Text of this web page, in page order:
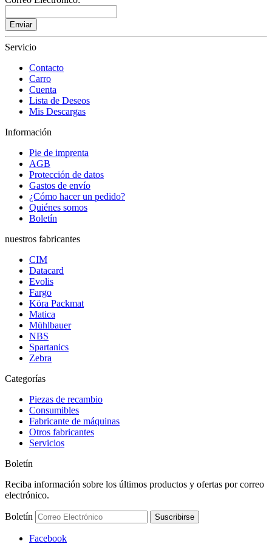
Enviar
Servicio
Contacto
Carro
Cuenta
Lista de Deseos
Mis Descargas
Información
Pie de imprenta
AGB
Protección de datos
Gastos de envío
¿Cómo hacer un pedido?
Quiénes somos
Boletín
nuestros fabricantes
CIM
Datacard
Evolis
Fargo
Köra Packmat
Matica
Mühlbauer
NBS
Spartanics
Zebra
Categorías
Piezas de recambio
Consumibles
Fabricante de máquinas
Otros fabricantes
Servicios
Boletín
Reciba información sobre los últimos productos y ofertas por correo
electrónico.
Boletín Suscribirse
Facebook